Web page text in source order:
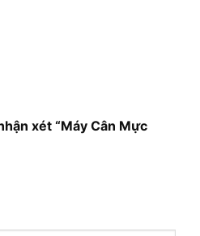
xét “Máy Cân Mực